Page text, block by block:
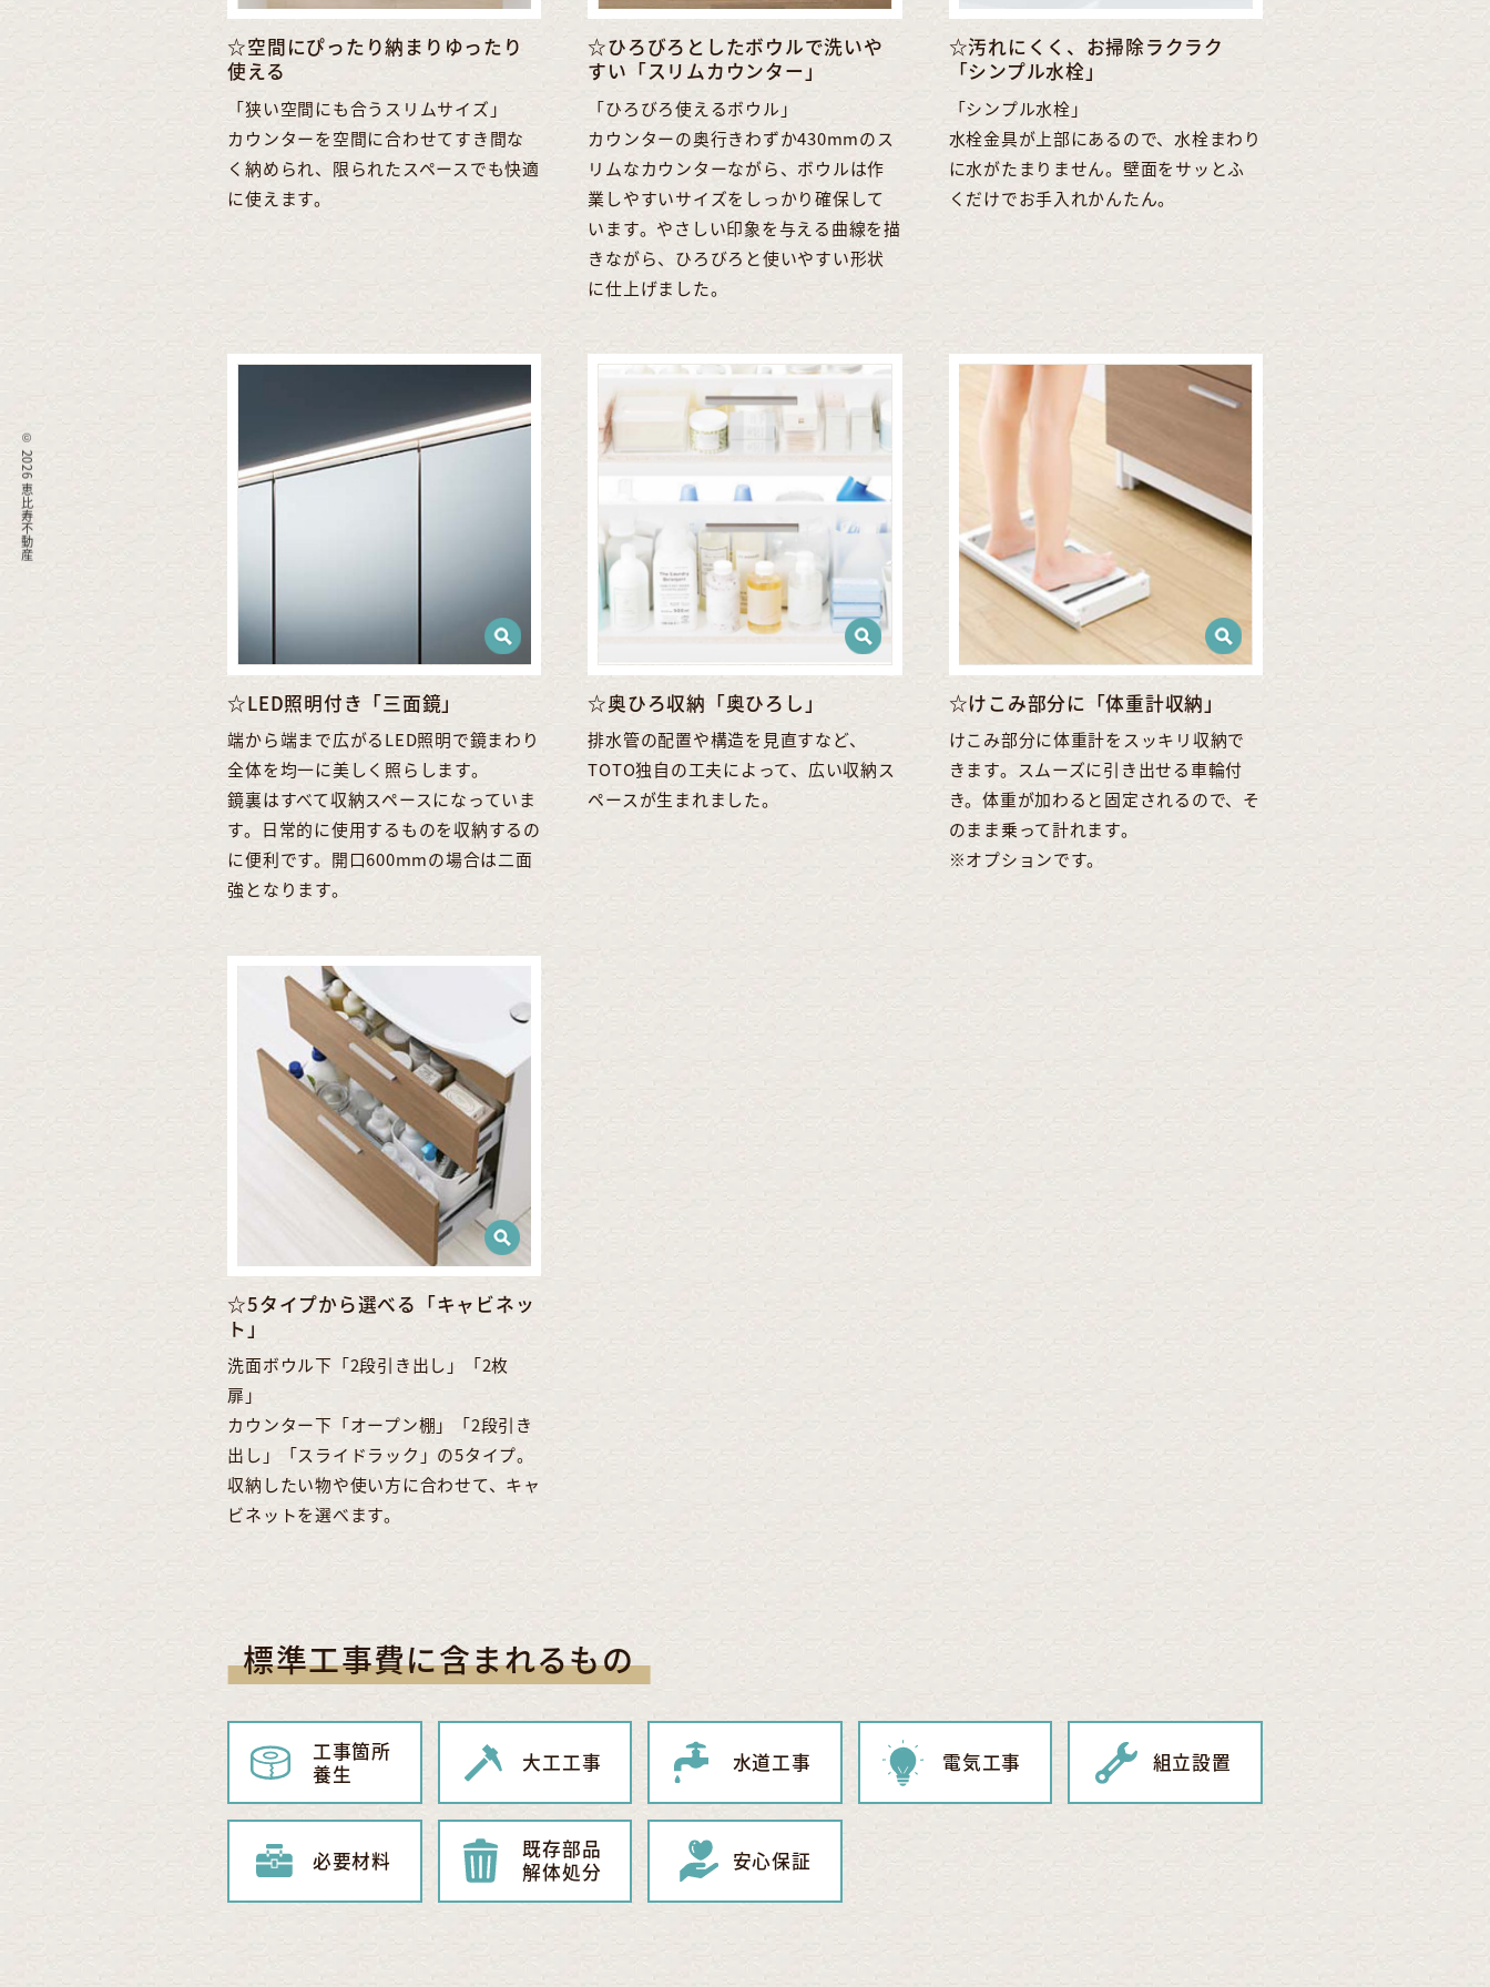
☆空間にぴったり納まりゆったり
使える
「狭い空間にも合うスリムサイズ」
カウンターを空間に合わせてすき間な
く納められ、限られたスペースでも快適
に使えます。
☆ひろびろとしたボウルで洗いや
すい「スリムカウンター」
「ひろびろ使えるボウル」
カウンターの奥行きわずか430mmのス
リムなカウンターながら、ボウルは作
業しやすいサイズをしっかり確保して
います。やさしい印象を与える曲線を描
きながら、ひろびろと使いやすい形状
に仕上げました。
☆汚れにくく、お掃除ラクラク
「シンプル水栓」
「シンプル水栓」
水栓金具が上部にあるので、水栓まわり
に水がたまりません。壁面をサッとふ
くだけでお手入れかんたん。
☆LED照明付き「三面鏡」
端から端まで広がるLED照明で鏡まわり
全体を均一に美しく照らします。
鏡裏はすべて収納スペースになっていま
す。日常的に使用するものを収納するの
に便利です。開口600mmの場合は二面
強となります。
☆奥ひろ収納「奥ひろし」
排水管の配置や構造を見直すなど、
TOTO独自の工夫によって、広い収納ス
ペースが生まれました。
☆けこみ部分に「体重計収納」
けこみ部分に体重計をスッキリ収納で
きます。スムーズに引き出せる車輪付
き。体重が加わると固定されるので、そ
のまま乗って計れます。
※オプションです。
☆5タイプから選べる「キャビネッ
ト」
洗面ボウル下「2段引き出し」「2枚
扉」
カウンター下「オープン棚」「2段引き
出し」「スライドラック」の5タイプ。
収納したい物や使い方に合わせて、キャ
ビネットを選べます。
標準工事費に含まれるもの
工事箇所
養生
大工工事 水道工事 電気工事 組立設置
必要材料
既存部品
解体処分
安心保証
©
2026 恵比寿不動産